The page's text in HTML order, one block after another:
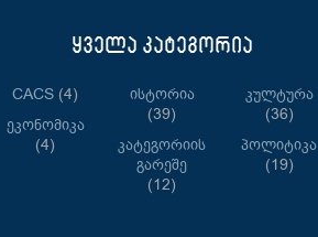
ყველა კატეგორია
CACS (4)
Ეკონომიკა
(4)
Ისტორია
(39)
Კატეგორიის
Გარეშე
(12)
Კულტურა
(36)
Პოლიტიკა
(19)